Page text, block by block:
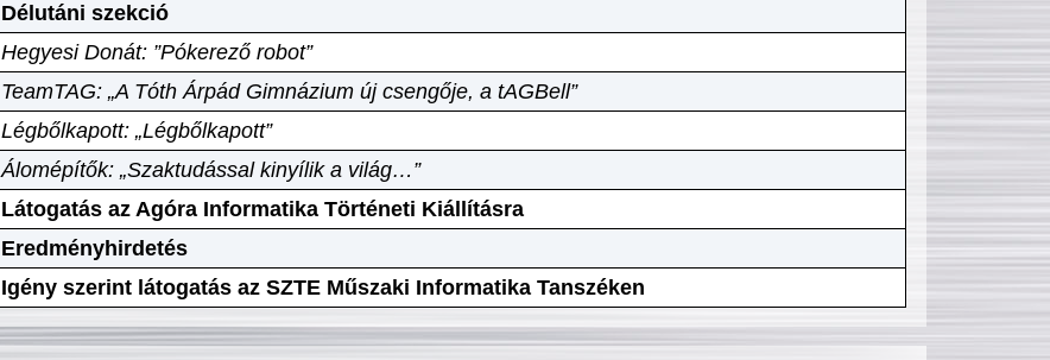
Délutáni szekció
Hegyesi Donát: ”Pókerező robot”
TeamTAG: „A Tóth Árpád Gimnázium új csengője, a tAGBell”
Légbőlkapott: „Légbőlkapott”
Álomépítők: „Szaktudással kinyílik a világ…”
Látogatás az Agóra Informatika Történeti Kiállításra
Eredményhirdetés
Igény szerint látogatás az SZTE Műszaki Informatika Tanszéken